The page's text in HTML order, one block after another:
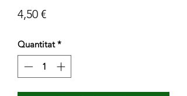
4,50 €Price
Quantitat *